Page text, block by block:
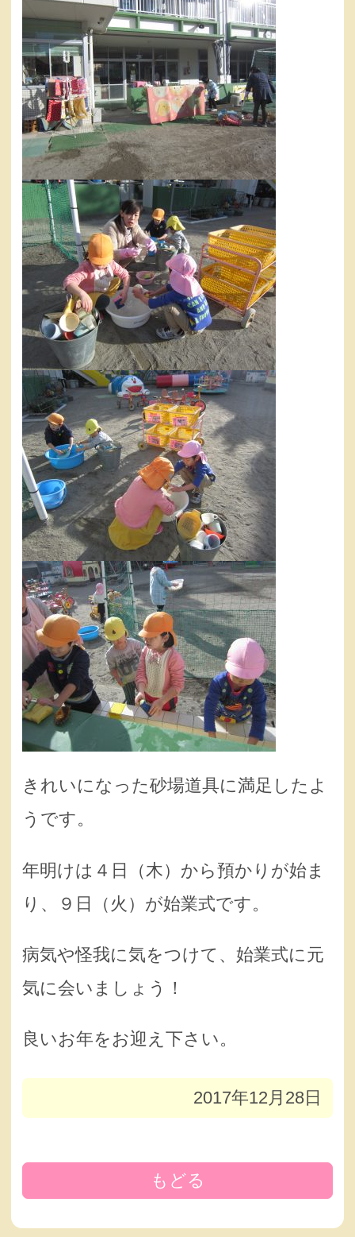
きれいになった砂場道具に満足したよ
うです。
年明けは４日（木）から預かりが始ま
り、９日（火）が始業式です。
病気や怪我に気をつけて、始業式に元
気に会いましょう！
良いお年をお迎え下さい。
2017年12月28日
もどる